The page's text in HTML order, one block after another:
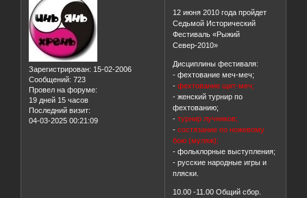
Зарегистрирован: 15-02-2006
Сообщений: 723
Провел на форуме:
19 дней 15 часов
Последний визит:
04-03-2025 00:21:09
12 июня 2010 года пройдет
Седьмой Исторический
Фестиваль «Рыжий
Север-2010»
Дисциплины фестиваля:
- фехтование меч-меч;
-фехтование щит-меч;
- женский турнир по
фехтованию;
-турнир лучников;
-состязание по ножевому
бою (муляж);
- фольклорные выступления;
- русские народные игры и
пляски.
10.00 -11.00 Общий сбор.